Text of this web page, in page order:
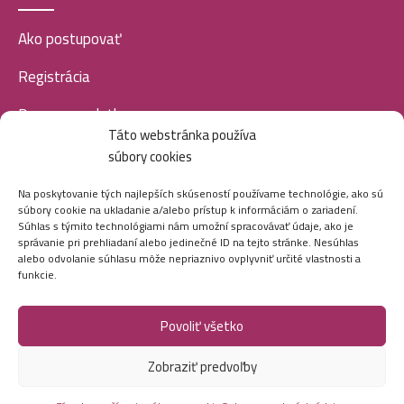
Táto webstránka používa
súbory cookies
Na poskytovanie tých najlepších skúseností používame technológie, ako sú
súbory cookie na ukladanie a/alebo prístup k informáciám o zariadení.
Súhlas s týmito technológiami nám umožní spracovávať údaje, ako je
správanie pri prehliadaní alebo jedinečné ID na tejto stránke. Nesúhlas
alebo odvolanie súhlasu môže nepriaznivo ovplyvniť určité vlastnosti a
funkcie.
Povoliť všetko
Zobraziť predvoľby
Palette farba na vlasy Intensive Color Creme 50ml-
3,99€
Palette farba na vlasy Intensive Color Creme 50ml-
3,99€
Palette farba na vlasy Intensive Color Creme 50ml-
Palette farba na vlasy Intensive Color Creme 50ml-
Ako postupovať
Registrácia
Doprava a platba
SOCIÁLNE SIETE
Marei.sk - Všetky práva vyhradené - 2026
Vytvorila digitálna agentúraAmetica.